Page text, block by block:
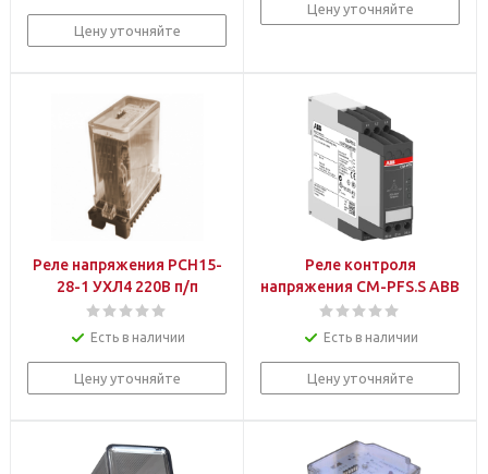
Цену уточняйте
Цену уточняйте
Реле напряжения РСН15-
28-1 УХЛ4 220В п/п
Есть в наличии
Цену уточняйте
Реле контроля
напряжения CM-PFS.S ABB
Есть в наличии
Цену уточняйте